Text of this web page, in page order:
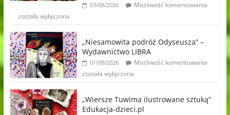
03/08/2026
Możliwość komentowania
została wyłączona
„Niesamowita podróż Odyseusza” –
Wydawnictwo LIBRA
01/08/2026
Możliwość komentowania
została wyłączona
„Wiersze Tuwima ilustrowane sztuką”
Edukacja-dzieci.pl